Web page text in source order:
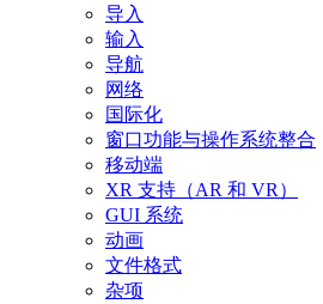
导入
输入
导航
网络
国际化
窗口功能与操作系统整合
移动端
XR 支持（AR 和 VR）
GUI 系统
动画
文件格式
杂项